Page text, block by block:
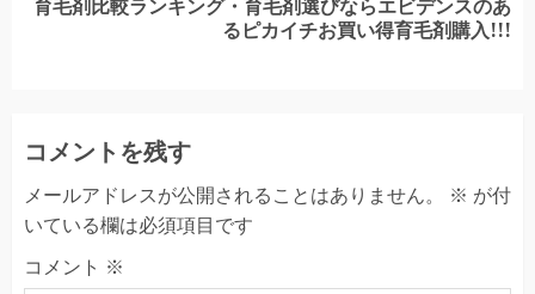
Next
育毛剤比較ランキング・育毛剤選びならエビデンスのあ
るピカイチお買い得育毛剤購入!!!
コメントを残す
メールアドレスが公開されることはありません。 ※ が付
いている欄は必須項目です
コメント ※